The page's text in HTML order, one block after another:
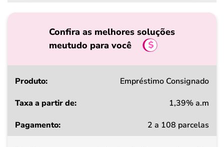
Confira as melhores soluções
meutudo para você
Produto
a
Empréstimo Consignado
1,39% a.m
2 a 108 parcelas